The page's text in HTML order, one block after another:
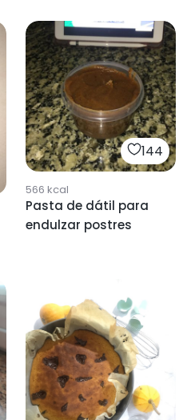
144
566 kcal
Pasta de dátil para
endulzar postres